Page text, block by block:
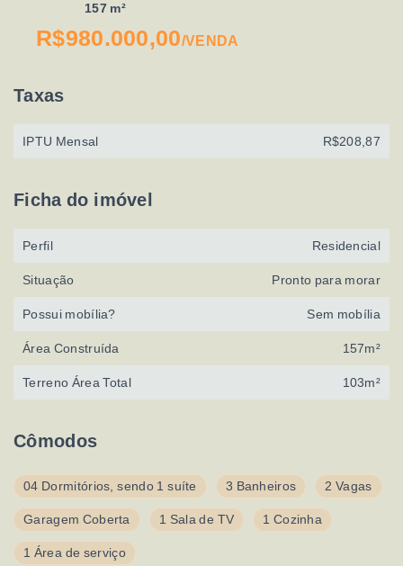
157 m²
R$980.000,00/VENDA
Cômodos
04 Dormitórios, sendo 1 suíte 3 Banheiros 2 Vagas
Garagem Coberta 1 Sala de TV 1 Cozinha
1 Área de serviço
Taxas
IPTU Mensal R$208,87
Ficha do imóvel
Perfil Residencial
Situação Pronto para morar
Possui mobília? Sem mobília
Área Construída 157m²
Terreno Área Total 103m²